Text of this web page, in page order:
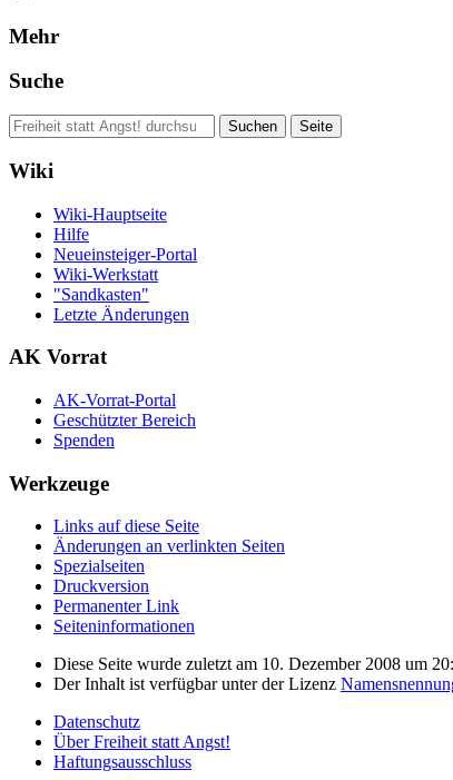
Mehr
Suche
Wiki
Wiki-Hauptseite
Hilfe
Neueinsteiger-Portal
Wiki-Werkstatt
"Sandkasten"
Letzte Änderungen
AK Vorrat
AK-Vorrat-Portal
Geschützter Bereich
Spenden
Werkzeuge
Links auf diese Seite
Änderungen an verlinkten Seiten
Spezialseiten
Druckversion
Permanenter Link
Seiten­­informationen
Diese Seite wurde zuletzt am 10. Dezember 2008 um
Der Inhalt ist verfügbar unter der Lizenz
Datenschutz
Über Freiheit statt Angst!
Haftungsausschluss